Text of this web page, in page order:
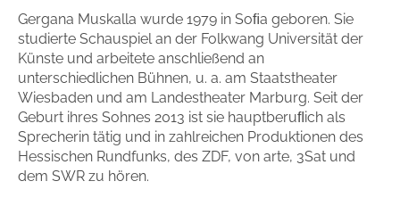
Ratgeber und Sachbuch
Reihen
Handel
Presse
Blogger und Influencer
Autorinnen und Autoren
Gergana Muskalla wurde 1979 in Soﬁa geboren. Sie
studierte Schauspiel an der Folkwang Universität der
Künste und arbeitete anschließend an
unterschiedlichen Bühnen, u. a. am Staatstheater
Wiesbaden und am Landestheater Marburg. Seit der
Geburt ihres Sohnes 2013 ist sie hauptberuﬂich als
Sprecherin tätig und in zahlreichen Produktionen des
Hessischen Rundfunks, des ZDF, von arte, 3Sat und
dem SWR zu hören.